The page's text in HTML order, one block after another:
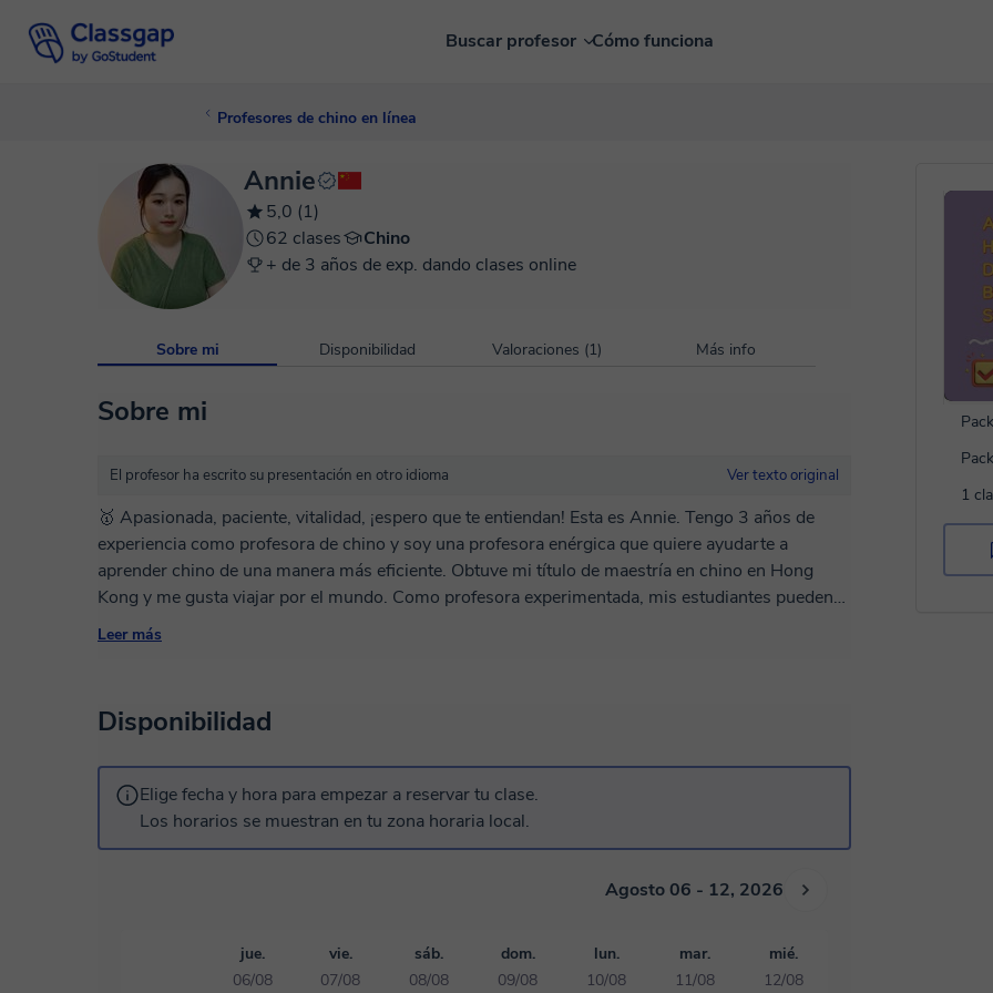
Buscar profesor Cómo funciona
Profesores de chino en línea
1
Annie
5,0 (1)
62 clases
Chino
+ de 3 años de exp. dando clases online
Sobre mi Disponibilidad Valoraciones (1) Más info
Sobre mi
El profesor ha escrito su presentación en otro idioma Ver texto original
🥇 Apasionada, paciente, vitalidad, ¡espero que te entiendan! Esta es Annie. Tengo 3 años de
experiencia como profesora de chino y soy una profesora enérgica que quiere ayudarte a
aprender chino de una manera más eficiente. Obtuve mi título de maestría en chino en Hong
Kong y me gusta viajar por el mundo. Como profesora experimentada, mis estudiantes pueden
mantener conversaciones en un período corto. Realmente disfruto hablar con personas de
-- Maestría en Chino (especialidad en chino)
-- Tengo 3 años de experiencia docente, fui profesor en un campamento de verano chino y
-- Certificado de calificación de profesor de chino y certificado de competencia en mandarín
--Mucha enseñanza con imágenes, incluso si no eres bueno hablando inglés, puedes aprender
Leer más
Disponibilidad
Elige fecha y hora para empezar a reservar tu clase.
Los horarios se muestran en tu zona horaria local.
Agosto 06 - 12, 2026
jue.
06/08
vie.
07/08
sáb.
08/08
dom.
09/08
lun.
10/08
mar.
11/08
mié.
12/08